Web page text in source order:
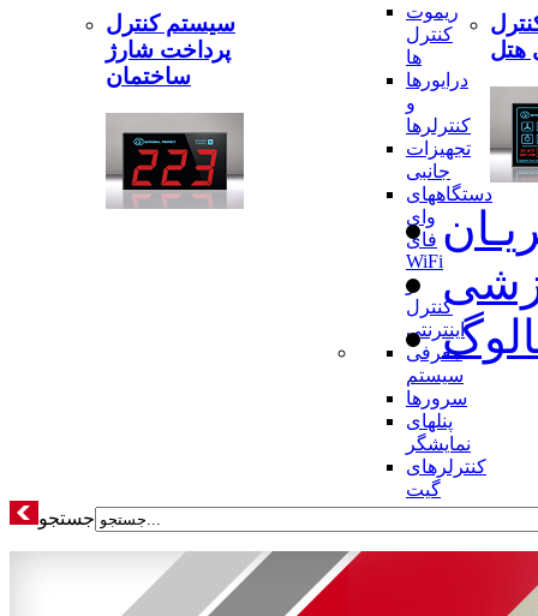
سیستم کنترل
پرداخت شارژ
ساختمان
ریموت
کنترل
ها
درایورها
و
کنترلرها
تجهیزات
جانبی
دستگاههای
وای
فای
WiFi
و
کنترل
اینترنتی
معرفی
سیستم
سرورها
پنلهای
نمایشگر
کنترلرهای
گیت
هتل
جستجو